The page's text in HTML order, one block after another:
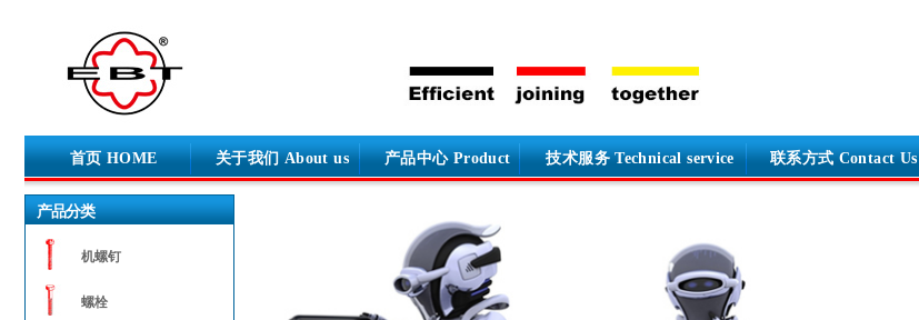
首页 HOME 关于我们 About us 产品中心 Product 技术服务 Technical service 联系方式 Contact Us
产品分类
机螺钉
螺栓